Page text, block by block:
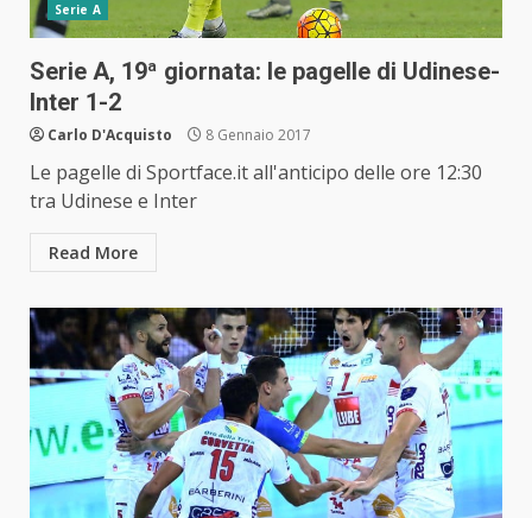
Serie A
Serie A, 19ª giornata: le pagelle di Udinese-
Inter 1-2
Carlo D'Acquisto 8 Gennaio 2017
Le pagelle di Sportface.it all'anticipo delle ore 12:30
tra Udinese e Inter
Read More